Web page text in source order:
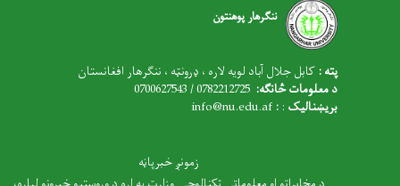
ننګرهار پوهنتون
پته : کابل جلال آباد لویه لاره ، ډرونټه ، ننګرهار افغانستان
د معلومات څانګه:
بریښنالیک :
:
info@nu.edu.af
زمونږ خبرپاڼه